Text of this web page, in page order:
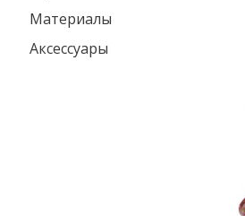
Материалы
Аксессуары